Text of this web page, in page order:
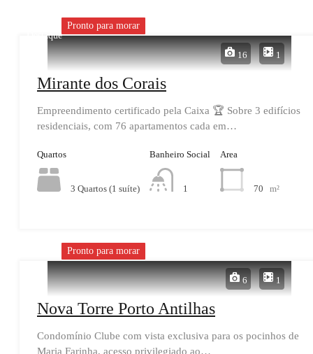
Destaque
16
1
Pronto para morar
Mirante dos Corais
Empreendimento certificado pela Caixa 🏆 Sobre 3 edifícios
residenciais, com 76 apartamentos cada em…
Quartos
3 Quartos (1 suíte)
Banheiro Social
1
Area
70 m²
6 1
Pronto para morar
Nova Torre Porto Antilhas
Condomínio Clube com vista exclusiva para os pocinhos de
Maria Farinha, acesso privilegiado ao…